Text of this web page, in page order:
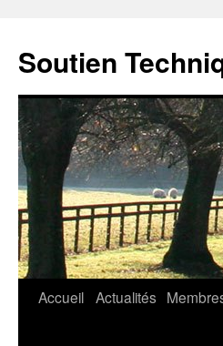
Soutien
Aller
Accueil Actualités